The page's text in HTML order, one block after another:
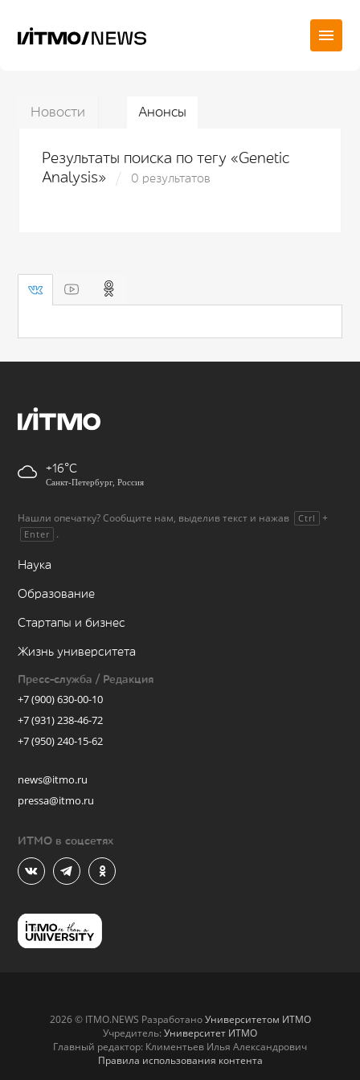
Новости Анонсы
Результаты поиска по тегу «Genetic
Analysis»
0 результатов
+16
Санкт-Петербург, Россия
Нашли опечатку? Сообщите нам, выделив текст и нажав Ctrl +
Enter .
Наука
Образование
Стартапы и бизнес
Жизнь университета
Пресс-служба / Редакция
+7 (900) 630-00-10
+7 (931) 238-46-72
+7 (950) 240-15-62
news@itmo.ru
pressa@itmo.ru
ИТМО в соцсетях
2026 © ITMO.NEWS РазработаноУниверситетом ИТМО
Учредитель: Университет ИТМО
Главный редактор: Климентьев Илья Александрович
Правила использования контента